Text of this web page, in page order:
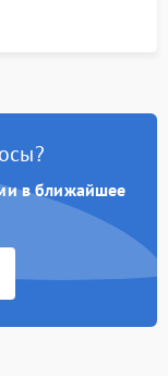
в ближайшее